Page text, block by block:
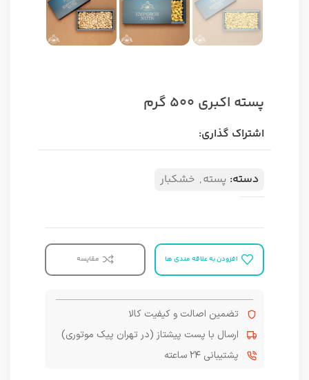
پسته اکبری 500 گرم
اشتراک گذاری:
دسته: پسته, خشکبار
افزودن به علاقه مندی ها مقایسه
تضمین اصالت و کیفیت کالا
ارسال با پست پیشتاز (در تهران پیک موتوری)
پشتیبانی ۲۴ ساعته